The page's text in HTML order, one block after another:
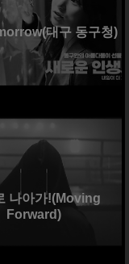
대구 동구청)
나아가!(Moving
Forward)